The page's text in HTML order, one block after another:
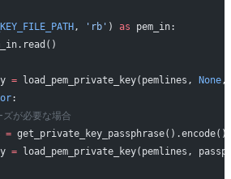
, 'rb' ) as pem_in:
= load_pem_private_key(pemlines, None,
:
が必要な場合
= get_private_key_passphrase().encode()
= load_pem_private_key(pemlines,